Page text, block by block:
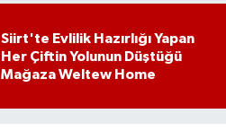
Siirt'te Evlilik Hazırlığı Yapan
Her Çiftin Yolunun Düştüğü
Mağaza Weltew Home